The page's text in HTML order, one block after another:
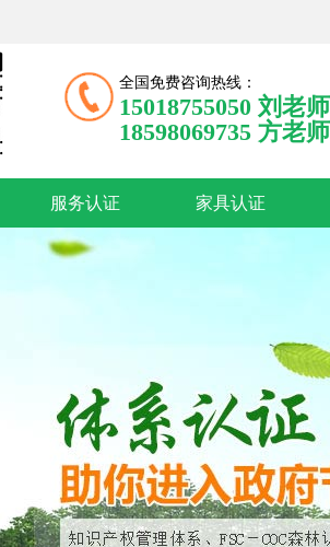
全国免费咨询热线：
15018755050 刘老师
18598069735 方老师
服务认证 家具认证